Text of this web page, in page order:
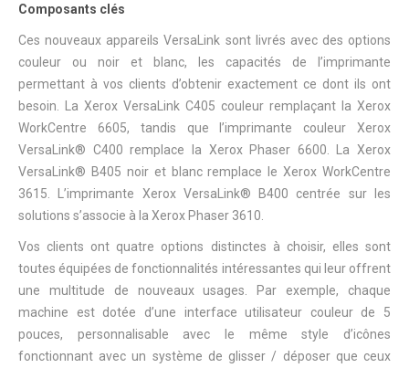
Composants clés
Ces nouveaux appareils VersaLink sont livrés avec des options
couleur ou noir et blanc, les capacités de l’imprimante
permettant à vos clients d’obtenir exactement ce dont ils ont
besoin. La Xerox VersaLink C405 couleur remplaçant la Xerox
WorkCentre 6605, tandis que l’imprimante couleur Xerox
VersaLink® C400 remplace la Xerox Phaser 6600. La Xerox
VersaLink® B405 noir et blanc remplace le Xerox WorkCentre
3615. L’imprimante Xerox VersaLink® B400 centrée sur les
solutions s’associe à la Xerox Phaser 3610.
Vos clients ont quatre options distinctes à choisir, elles sont
toutes équipées de fonctionnalités intéressantes qui leur offrent
une multitude de nouveaux usages. Par exemple, chaque
machine est dotée d’une interface utilisateur couleur de 5
pouces, personnalisable avec le même style d’icônes
fonctionnant avec un système de glisser / déposer que ceux